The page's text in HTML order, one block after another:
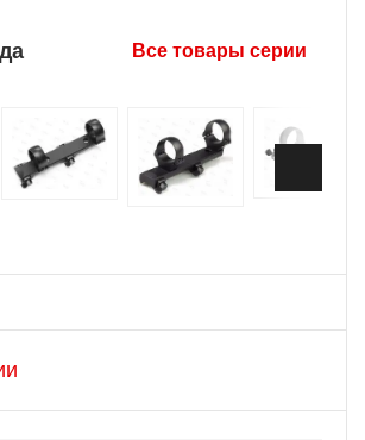
Все товары серии